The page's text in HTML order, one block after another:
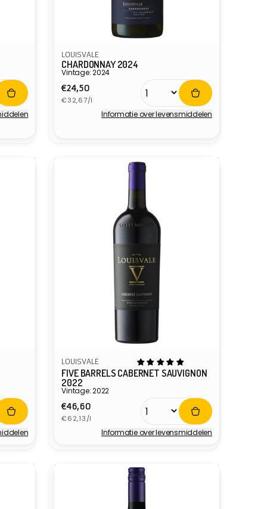
LOUISVALE
CHARDONNAY 2024
Vintage: 2024
Normale
prijs
€24,50
Eenheidsprijs
€32,67/l
Informatie over levensmiddelen
LOUISVALE
FIVE BARRELS CABERNET SAUVIGNON
2022
Vintage: 2022
Normale
prijs
€46,60
Eenheidsprijs
€62,13/l
Informatie over levensmiddelen